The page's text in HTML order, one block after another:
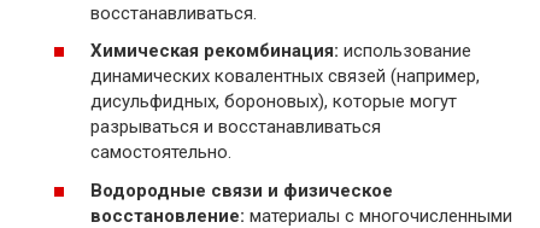
восстанавливаться.
Химическая рекомбинация: использование
динамических ковалентных связей (например,
дисульфидных, бороновых), которые могут
разрываться и восстанавливаться
самостоятельно.
Водородные связи и физическое
восстановление: материалы с многочисленными